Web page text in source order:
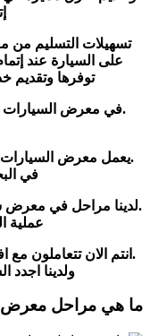
تسهيلات التسليم
على السيارة عند
توفرها وتقديم
.في معرض السيارات
.يعمل معرض السيارات
في
.لدينا مراحل في معرض
عملية
.انتم الان تتعاملون
ولدينا اجدد
ما هي مراحل معرض